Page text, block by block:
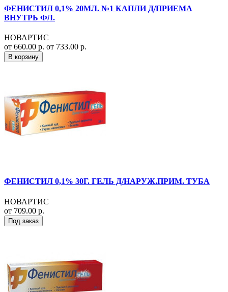
ФЕНИСТИЛ 0,1% 20МЛ. №1 КАПЛИ Д/ПРИЕМА
ВНУТРЬ ФЛ.
НОВАРТИС
от 660.00 р. от 733.00 р.
В корзину
ФЕНИСТИЛ 0,1% 30Г. ГЕЛЬ Д/НАРУЖ.ПРИМ. ТУБА
НОВАРТИС
от 709.00 р.
Под заказ